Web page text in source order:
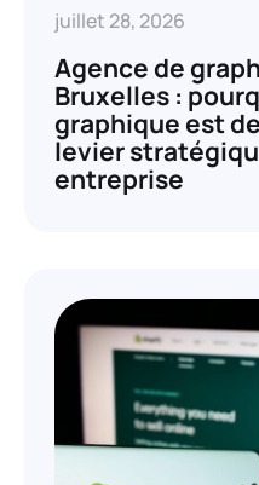
juillet 28, 2026
Agence de
Bruxelles :
graphique est
levier
entreprise